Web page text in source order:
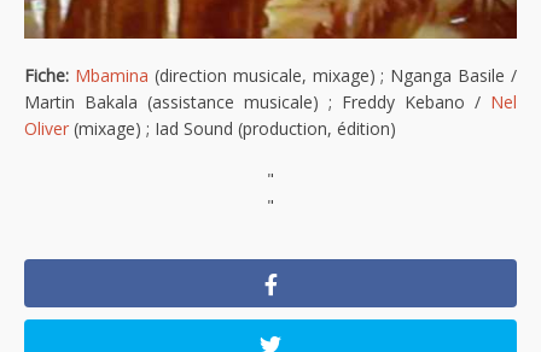
Fiche: Mbamina (direction musicale, mixage) ; Nganga Basile /
Martin Bakala (assistance musicale) ; Freddy Kebano / Nel
Oliver (mixage) ; Iad Sound (production, édition)
"
"